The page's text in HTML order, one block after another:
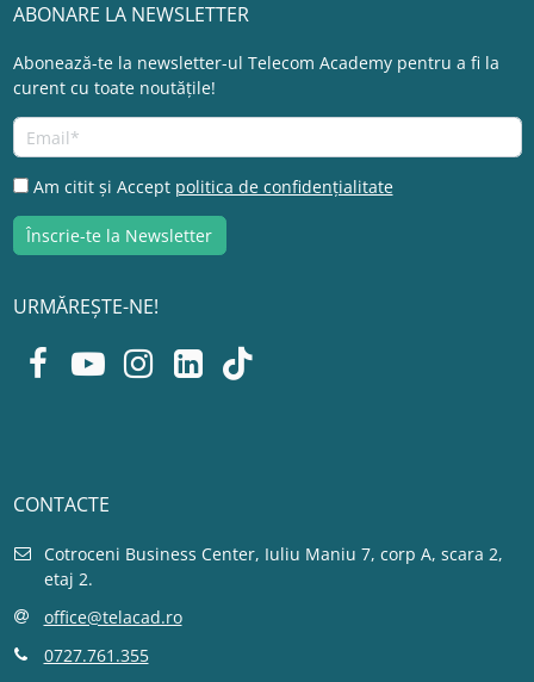
ABONARE LA NEWSLETTER
Abonează-te la newsletter-ul Telecom Academy pentru a fi la
curent cu toate noutățile!
Am citit și Accept politica de confidențialitate
URMĂREȘTE-NE!
CONTACTE
Cotroceni Business Center, Iuliu Maniu 7, corp A, scara 2,
etaj 2.
office@telacad.ro
0727.761.355